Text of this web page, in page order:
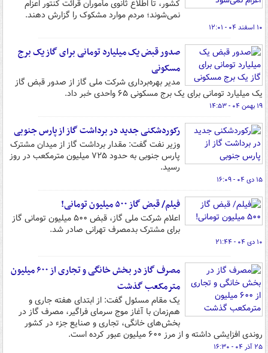
کشور، تا اطلاع ثانوی مأموران قرائت کنتور اعزام
نمی‌شوند؛ مردم موارد مشکوک را گزارش دهند.
۱۰ اسفند ۰۴ - ۱۲:۰۱
صدور قبض یک میلیارد تومانی برای گاز یک برج
مسکونی
مدیر بهره‌برداری شرکت ملی گاز از صدور قبض گاز
یک میلیارد تومانی برای یک برج مسکونی ۶۵ واحدی خبر داد.
۱۹ بهمن ۰۴ - ۱۴:۵۳
رکوردشکنی جدید در برداشت گاز از پارس جنوبی
وزیر نفت گفت: مقدار برداشت گاز از میدان مشترک
پارس جنوبی به حدود ۷۲۵ میلیون مترمکعب در روز
رسید.
۱۵ دی ۰۴ - ۱۶:۰۹
فیلم/ قبض گاز ۵۰۰ میلیون تومانی!
اعلام شرکت ملی گاز، قبض ۵۰۰ میلیون تومانی گاز
برای مشترک بدمصرف تهرانی صادر شد.
۱۰ دی ۰۴ - ۲۱:۴۴
مصرف گاز در بخش خانگی و تجاری از ۶۰۰ میلیون
مترمکعب گذشت
یک مقام مسئول گفت: از ابتدای هفته جاری و
هم‌زمان با آغاز موج سرمای فراگیر، مصرف گاز در
بخش‌های خانگی، تجاری و صنایع جزء در کشور
روندی افزایشی داشته و از مرز ۶۰۰ میلیون عبور کرده است.
۲۵ آذر ۰۴ - ۱۶:۳۰